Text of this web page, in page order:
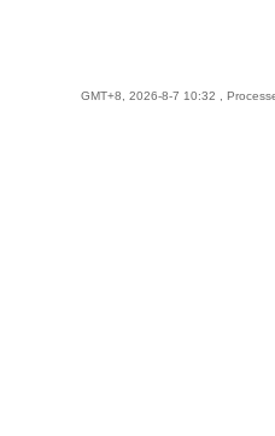
GMT+8, 2026-8-7 10:32 ,